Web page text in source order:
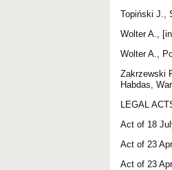
Topiński J.,
Wolter A.,
Wolter A.,
Zakrzewski
Habdas,
LEGAL
Act of 18
Act of 23
Act of 23